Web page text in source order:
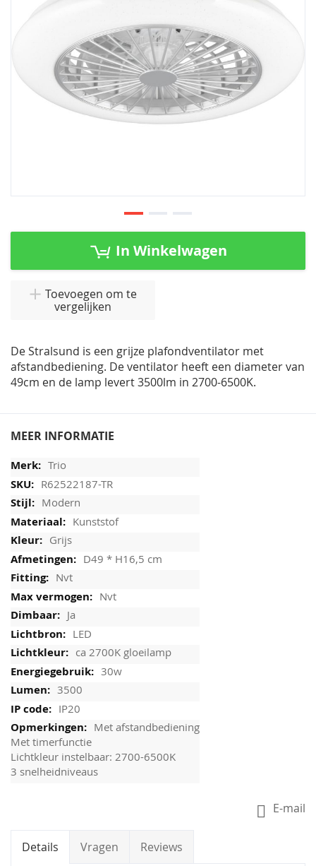
gallerij
Ga
In Winkelwagen
Toevoegen om te
vergelijken
De Stralsund is een grijze plafondventilator met
afstandbediening. De ventilator heeft een diameter van
49cm en de lamp levert 3500lm in 2700-6500K.
MEER INFORMATIE
Trio
R62522187-TR
Modern
Kunststof
Grijs
D49 * H16,5 cm
Nvt
Nvt
Ja
LED
ca 2700K gloeilamp
30w
3500
IP20
Met afstandbediening
Met timerfunctie
Lichtkleur instelbaar: 2700-6500K
3 snelheidniveaus
E-mail
Details Vragen Reviews